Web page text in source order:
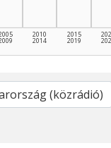
2010
2014
2015
2019